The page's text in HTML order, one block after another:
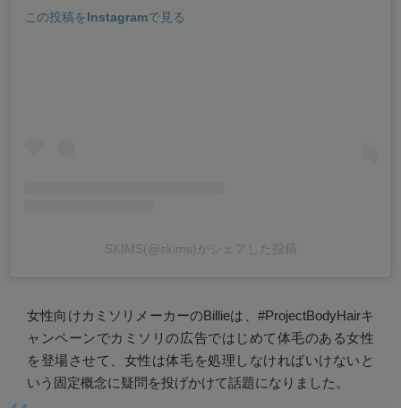
この投稿をInstagramで見る
SKIMS(@skims)がシェアした投稿
女性向けカミソリメーカーのBillieは、#ProjectBodyHairキ
ャンペーンでカミソリの広告ではじめて体毛のある女性
を登場させて、女性は体毛を処理しなければいけないと
いう固定概念に疑問を投げかけて話題になりました。